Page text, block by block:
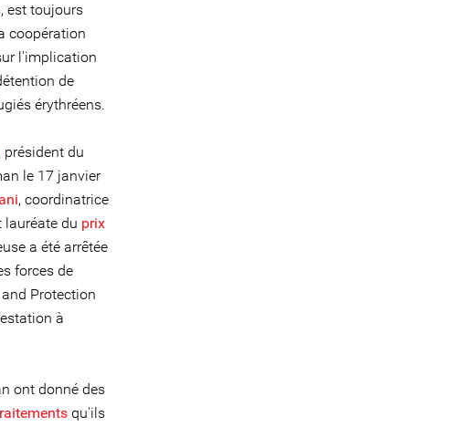
est toujours
coopération
l'implication
de
érythréens.
, président du
le 17 janvier
, coordinatrice
lauréate du prix
a été arrêtée
forces de
Protection
à
ont donné des
qu'ils